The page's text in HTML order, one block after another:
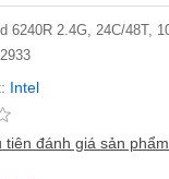
6240R 2.4G, 24C/48T,
Intel
tiên đánh giá sản